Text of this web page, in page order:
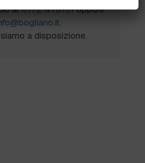
al0172 478161oppure
.
a disposizione.